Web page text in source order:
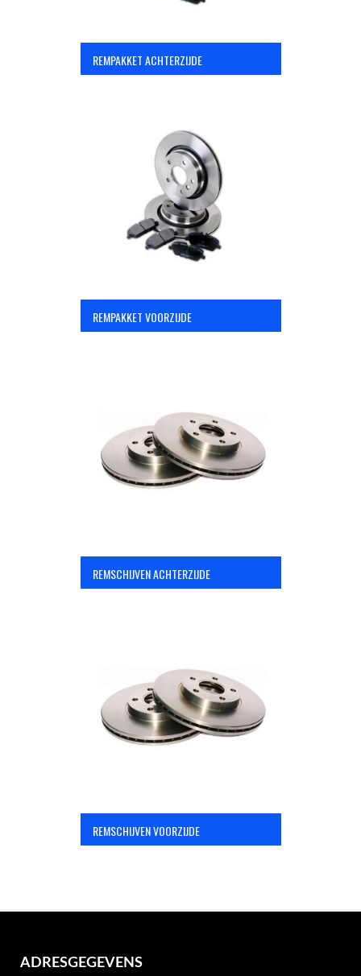
REMPAKKET ACHTERZIJDE
REMPAKKET VOORZIJDE
REMSCHIJVEN ACHTERZIJDE
REMSCHIJVEN VOORZIJDE
ADRESGEGEVENS